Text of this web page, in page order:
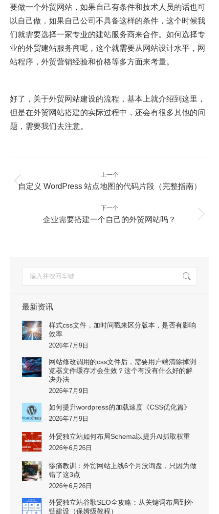
要做一个外贸网站，如果自己有条件和技术人员的话也可
以自己做，如果自己公司不具备这样的条件，这个时候我
们就需要选择一家专业的建站服务商来合作。如何选择专
业的外贸建站服务商呢，这个就需要从网站设计水平，网
站程序，外贸营销经验和价格等多方面来考量。
好了，关于外贸网站建设的流程，基本上就介绍到这里，
但是在外贸网站搭建的实际过程中，还会有很多其他的问
题，需要我们去注意。
文
章
上一个
上
篇：
自定义 WordPress 站点地图的代码片段（完整指南）
下一个
下
篇：
企业需要搭建一个自己的外贸网站吗？
索：
最新资讯
样式css文件，加时间戳来区分版本，是否有影响
效率
2026年7月9日
网站修改调用的css文件后，需要用户端清除掉浏
览器文件缓存才会生效？这个有没有什么好的解
决办法
2026年7月9日
如何提升wordpress的加载速度《CSS优化篇》
2026年7月9日
外贸独立站如何布局Schema以提升AI抓取权重
2026年6月26日
惨痛教训：外贸网站上线6个月没询盘，只因为做
错了这3点
2026年6月26日
外贸独立站谷歌SEO全攻略：从关键词布局到外
链建设（保姆级教程）